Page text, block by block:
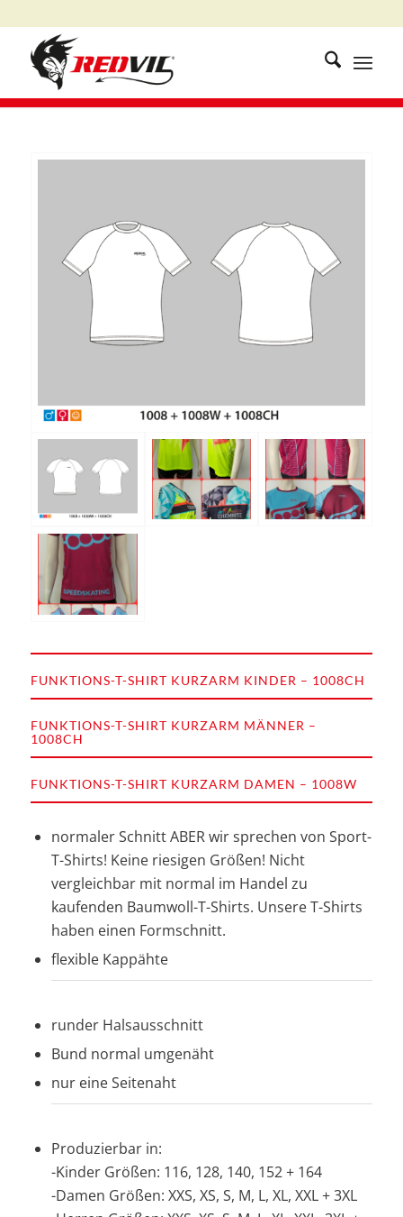
FUNKTIONS-T-SHIRT KURZARM KINDER – 1008CH
FUNKTIONS-T-SHIRT KURZARM MÄNNER –
1008CH
FUNKTIONS-T-SHIRT KURZARM DAMEN – 1008W
normaler Schnitt ABER wir sprechen von Sport-
T-Shirts! Keine riesigen Größen! Nicht
vergleichbar mit normal im Handel zu
kaufenden Baumwoll-T-Shirts. Unsere T-Shirts
haben einen Formschnitt.
flexible Kappähte
runder Halsausschnitt
Bund normal umgenäht
nur eine Seitenaht
Produzierbar in:
-Kinder Größen: 116, 128, 140, 152 + 164
-Damen Größen: XXS, XS, S, M, L, XL, XXL + 3XL